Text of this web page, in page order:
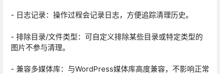
- 日志记录：操作过程会记录日志，方便追踪清理历史。
- 排除目录/文件类型：可自定义排除某些目录或特定类型的
图片不参与清理。
- 兼容多媒体库：与WordPress媒体库高度兼容，不影响正常